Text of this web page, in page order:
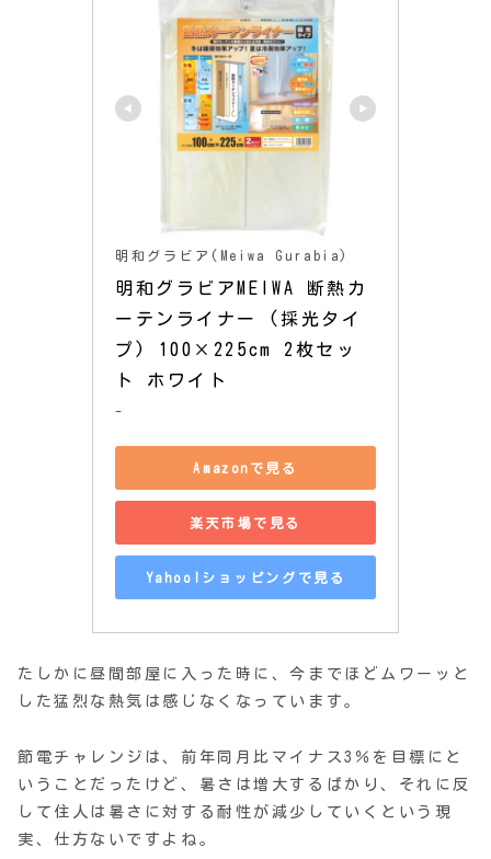
明和グラビア(Meiwa Gurabia)
明和グラビアMEIWA 断熱カ
ーテンライナー (採光タイ
プ) 100×225cm 2枚セッ
ト ホワイト
-
Amazonで見る
楽天市場で見る
Yahoo!ショッピングで見る
たしかに昼間部屋に入った時に、今までほどムワーッと
した猛烈な熱気は感じなくなっています。
節電チャレンジは、前年同月比マイナス3％を目標にと
いうことだったけど、暑さは増大するばかり、それに反
して住人は暑さに対する耐性が減少していくという現
実、仕方ないですよね。